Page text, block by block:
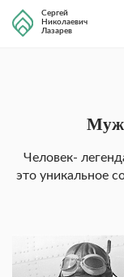
Сергей
Николаевич
Лазарев
Человек-
это уникальное